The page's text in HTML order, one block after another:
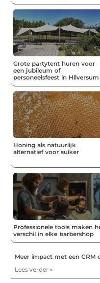
Grote partytent huren voor
een jubileum of
personeelsfeest in Hilversum
Honing als natuurlijk
alternatief voor suiker
Professionele tools maken
verschil in elke barbershop
Meer impact met een
Lees verder »